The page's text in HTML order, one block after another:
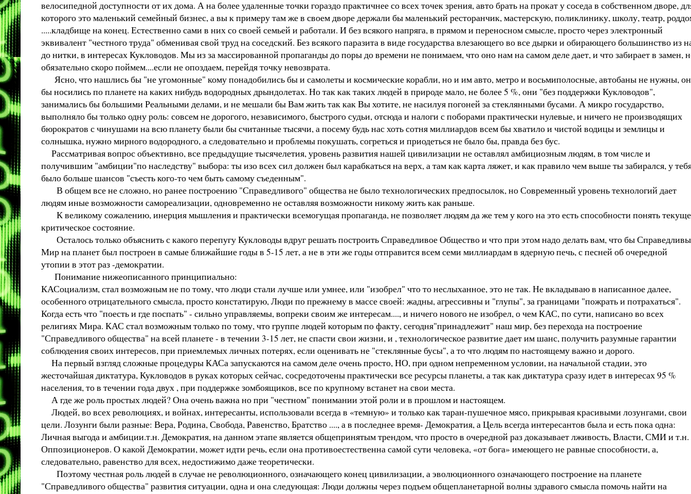
велосипедной доступности от их дома. А на более удаленные точки гораздо практичнее со всех точек зрения, авто брать на прокат у соседа в собственном дворе,
которого это маленький семейный бизнес, а вы к примеру там же в своем дворе держали бы маленький ресторанчик, мастерскую, поликлинику, школу, театр,
.....кладбище на конец. Естественно сами в них со своей семьей и работали. И без всякого напряга, в прямом и переносном смысле, просто через электронный
эквивалент "честного труда" обменивая свой труд на соседский. Без всякого паразита в виде государства влезающего во все дырки и обирающего большинство из
до нитки, в интересах Кукловодов. Мы из за массированной пропаганды до поры до времени не понимаем, что оно нам на самом деле дает, и что забирает в замен,
обязательно скоро поймем....если не опоздаем, перейдя точку невозврата.
Ясно, что нашлись бы "не угомонные" кому понадобились бы и самолеты и космические корабли, но и им авто, метро и восьмиполосные, автобаны не нужны,
бы носились по планете на каких нибудь водородных дрындолетах. Но так как таких людей в природе мало, не более 5 %, они "без поддержки Кукловодов",
занимались бы большими Реальными делами, и не мешали бы Вам жить так как Вы хотите, не насилуя погоней за стеклянными бусами. А микро государство,
выполняло бы только одну роль: совсем не дорогого, независимого, быстрого судьи, отсюда и налоги с поборами практически нулевые, и ничего не производящих
бюрократов с чинушами на всю планету были бы считанные тысячи, а посему будь нас хоть сотня миллиардов всем бы хватило и чистой водицы и землицы и
солнышка, нужно мирного водородного, а следовательно и проблемы покушать, согреться и приодеться не было бы, правда без бус.
Рассматривая вопрос объективно, все предыдущие тысячелетия, уровень развития нашей цивилизации не оставлял амбициозным людям, в том числе и
получившим "амбиции"по наследству" выбора: ты изо всех сил должен был карабкаться на верх, а там как карта ляжет, и как правило чем выше ты забирался, у
было больше шансов "съесть кого-то чем быть самому съеденным".
В общем все не сложно, но ранее построению "Справедливого" общества не было технологических предпосылок, но Современный уровень технологий дает
людям иные возможности самореализации, одновременно не оставляя возможности никому жить как раньше.
К великому сожалению, инерция мышления и практически всемогущая пропаганда, не позволяет людям да же тем у кого на это есть способности понять
критическое состояние.
Осталось только объяснить с какого перепугу Кукловоды вдруг решать построить Справедливое Общество и что при этом надо делать вам, что бы
Мир на планет был построен в самые ближайшие годы в 5-15 лет, а не в эти же годы отправится всем семи миллиардам в ядерную печь, с песней об очередной
утопии в этот раз -демократии.
Понимание нижеописанного принципиально:
КАСоциализм, стал возможным не по тому, что люди стали лучше или умнее, или "изобрел" что то неслыханное, это не так. Не вкладываю в написанное далее,
особенного отрицательного смысла, просто констатирую, Люди по прежнему в массе своей: жадны, агрессивны и "глупы", за границами "пожрать и потрахаться".
Когда есть что "поесть и где поспать" - сильно управляемы, вопреки своим же интересам...., и ничего нового не изобрел, о чем КАС, по сути, написано во всех
религиях Мира. КАС стал возможным только по тому, что группе людей которым по факту, сегодня"принадлежит" наш мир, без перехода на построение
"Справедливого общества" на всей планете - в течении 3-15 лет, не спасти свои жизни, и , технологическое развитие дает им шанс, получить разумные гарантии
соблюдения своих интересов, при приемлемых личных потерях, если оценивать не "стеклянные бусы", а то что людям по настоящему важно и дорого.
На первый взгляд сложные процедуры КАСа запускаются на самом деле очень просто, НО, при одном непременном условии, на начальной стадии, это
жесточайшая диктатура, Кукловодов в руках которых сейчас, сосредоточены практически все ресурсы планеты, а так как диктатура сразу идет в интересах 95 %
населения, то в течении года двух , при поддержке зомбоящиков, все по крупному встанет на свои места.
А где же роль простых людей? Она очень важна но при "честном" понимании этой роли и в прошлом и настоящем.
Людей, во всех революциях, и войнах, интересанты, использовали всегда в «темную» и только как таран-пушечное мясо, прикрывая красивыми лозунгами, свои
цели. Лозунги были разные: Вера, Родина, Свобода, Равенство, Братство ...., а в последнее время- Демократия, а Цель всегда интересантов была и есть пока одна:
Личная выгода и амбиции.т.н. Демократия, на данном этапе является общепринятым трендом, что просто в очередной раз доказывает лживость, Власти, СМИ и т.н.
Оппозиционеров. О какой Демократии, может идти речь, если она противоестественна самой сути человека, «от бога» имеющего не равные способности, а,
следовательно, равенство для всех, недостижимо даже теоретически.
Поэтому честная роль людей в случае не революционного, означающего конец цивилизации, а эволюционного означающего построение на планете
"Справедливого общества" развития ситуации, одна и она следующая: Люди должны через подъем общепланетарной волны здравого смысла помочь найти на